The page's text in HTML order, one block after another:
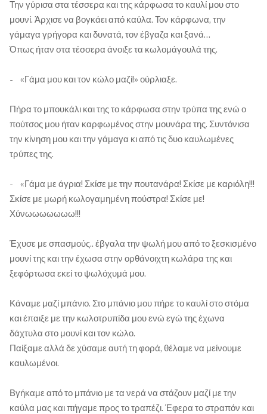
Την γύρισα στα τέσσερα και της κάρφωσα το καυλί μου στο
μουνί. Άρχισε να βογκάει από καύλα. Τον κάρφωνα, την
γάμαγα γρήγορα και δυνατά, τον έβγαζα και ξανά…
Όπως ήταν στα τέσσερα άνοιξε τα κωλομάγουλά της.
- «Γάμα μου και τον κώλο μαζί!» ούρλιαξε.
Πήρα το μπουκάλι και της το κάρφωσα στην τρύπα της ενώ ο
πούτσος μου ήταν καρφωμένος στην μουνάρα της. Συντόνισα
την κίνηση μου και την γάμαγα κι από τις δυο καυλωμένες
τρύπες της.
- «Γάμα με άγρια! Σκίσε με την πουτανάρα! Σκίσε με καριόλη!!!
Σκίσε με μωρή κωλογαμημένη πούστρα! Σκίσε με!
Χύνωωωωωωω!!!
Έχυσε με σπασμούς.. έβγαλα την ψωλή μου από το ξεσκισμένο
μουνί της και την έχωσα στην ορθάνοιχτη κωλάρα της και
ξεφόρτωσα εκεί το ψωλόχυμά μου.
Κάναμε μαζί μπάνιο. Στο μπάνιο μου πήρε το καυλί στο στόμα
και έπαιξε με την κωλοτρυπίδα μου ενώ εγώ της έχωνα
δάχτυλα στο μουνί και τον κώλο.
Παίξαμε αλλά δε χύσαμε αυτή τη φορά, θέλαμε να μείνουμε
καυλωμένοι.
Βγήκαμε από το μπάνιο με τα νερά να στάζουν μαζί με την
καύλα μας και πήγαμε προς το τραπέζι. Έφερα το στραπόν και